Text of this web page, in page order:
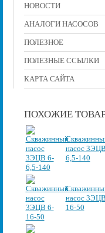
НОВОСТИ
АНАЛОГИ НАСОСОВ
ПОЛЕЗНОЕ
ПОЛЕЗНЫЕ ССЫЛКИ
КАРТА САЙТА
ПОХОЖИЕ
насос
6,5-140
насос
16-50